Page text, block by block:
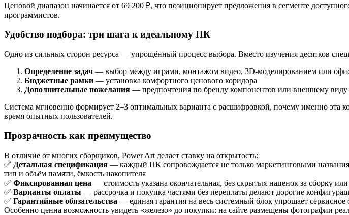
Ценовой диапазон начинается от 69 200 ₽, что позиционирует предложения в сегменте
программистов.
Удобство подбора: три шага к идеальному ПК
Одно из сильных сторон ресурса — упрощённый процесс выбора. Вместо изучения десятков
Определение задач — выбор между играми, монтажом видео, 3D-моделированием или
Бюджетные рамки — установка комфортного ценового коридора
Дополнительные пожелания — предпочтения по бренду компонентов или внешнему виду
Система мгновенно формирует 2–3 оптимальных варианта с расшифровкой, почему именно эта
время опытных пользователей.
Прозрачность как преимущество
В отличие от многих сборщиков, Power Art делает ставку на открытость:
✅ Детальная спецификация — каждый ПК сопровождается не только маркетинговыми
тип и объём памяти, ёмкость накопителя
✅ Фиксированная цена — стоимость указана окончательная, без скрытых наценок за сборку
✅ Варианты оплаты — рассрочка и покупка частями без переплаты делают дорогие
✅ Гарантийные обязательства — единая гарантия на весь системный блок упрощает сервисное
Особенно ценна возможность увидеть «железо» до покупки: на сайте размещены фотографии